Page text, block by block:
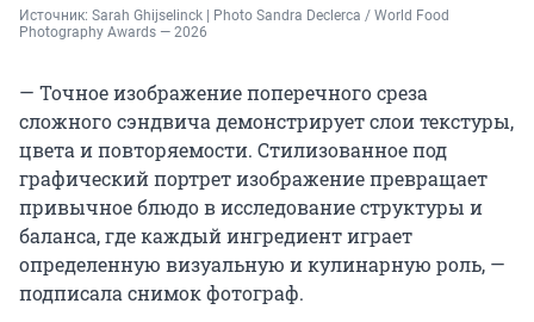
Источник: Sarah Ghijselinck | Photo Sandra Declerca / World Food
Photography Awards — 2026
— Точное изображение поперечного среза
сложного сэндвича демонстрирует слои текстуры,
цвета и повторяемости. Стилизованное под
графический портрет изображение превращает
привычное блюдо в исследование структуры и
баланса, где каждый ингредиент играет
определенную визуальную и кулинарную роль, —
подписала снимок фотограф.